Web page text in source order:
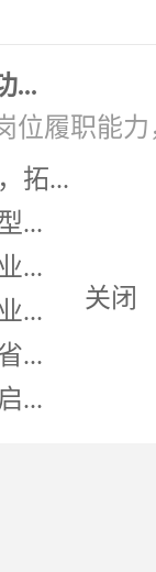
...
位履职能力
拓...
...
...
...
...
...